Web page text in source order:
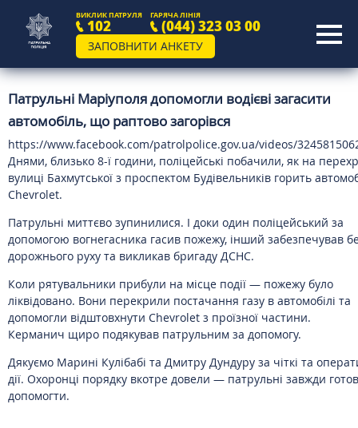
ВИКЛИК ПАТРУЛЯ
102
ГАРЯЧА ЛІНІЯ
(044) 323 03 00
ЗАПОВНИТИ АНКЕТУ
Патрульні Маріуполя допомогли водієві загасити
автомобіль, що раптово загорівся
https://www.facebook.com/patrolpolice.gov.ua/videos/
Днями, близько 8-ї години, поліцейські побачили, як на
вулиці Бахмутської з проспектом Будівельників горить
Chevrolet.
Патрульні миттєво зупинилися. І доки один поліцейський за
допомогою вогнегасника гасив пожежу, інший забезпечував
дорожнього руху та викликав бригаду ДСНС.
Коли рятувальники прибули на місце події — пожежу було
ліквідовано. Вони перекрили постачання газу в автомобілі та
допомогли відштовхнути Chevrolet з проїзної частини.
Керманич щиро подякував патрульним за допомогу.
Дякуємо Марині Кулібабі та Дмитру Дундуру за чіткі та
дії. Охоронці порядку вкотре довели — патрульні завжди
допомогти.